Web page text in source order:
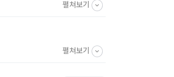
펼쳐보기
펼쳐보기